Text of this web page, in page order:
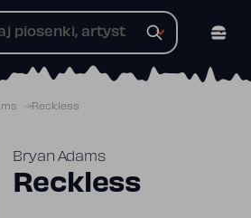
Reckless
Bryan Adams
Reckless